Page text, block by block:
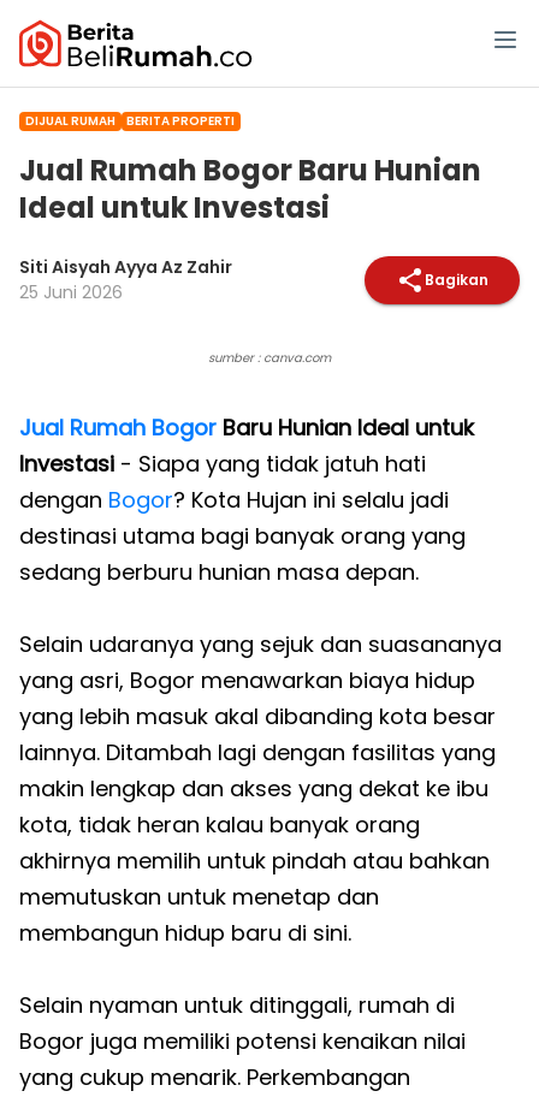
DIJUAL RUMAH BERITA PROPERTI
Jual Rumah Bogor Baru Hunian
Ideal untuk Investasi
Siti Aisyah Ayya Az Zahir
25 Juni 2026
Bagikan
sumber : canva.com
Jual Rumah Bogor Baru Hunian Ideal untuk
Investasi - Siapa yang tidak jatuh hati
dengan Bogor? Kota Hujan ini selalu jadi
destinasi utama bagi banyak orang yang
sedang berburu hunian masa depan.
Selain udaranya yang sejuk dan suasananya
yang asri, Bogor menawarkan biaya hidup
yang lebih masuk akal dibanding kota besar
lainnya. Ditambah lagi dengan fasilitas yang
makin lengkap dan akses yang dekat ke ibu
kota, tidak heran kalau banyak orang
akhirnya memilih untuk pindah atau bahkan
memutuskan untuk menetap dan
membangun hidup baru di sini.
Selain nyaman untuk ditinggali, rumah di
Bogor juga memiliki potensi kenaikan nilai
yang cukup menarik. Perkembangan